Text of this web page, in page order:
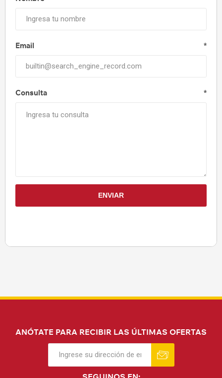
Email *
Consulta *
ANÓTATE PARA RECIBIR LAS ÚLTIMAS OFERTAS